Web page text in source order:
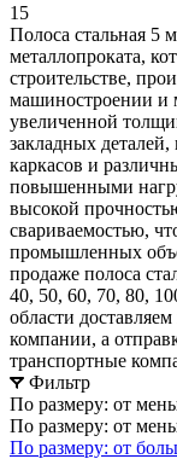
15
Полоса стальная
металлопроката,
строительстве,
машиностроении и
увеличенной
закладных
каркасов и
повышенными
высокой
свариваемостью,
промышленных
продаже полоса
40, 50, 60, 70, 80,
области
компании, а
транспортные
Фильтр
По размеру: от
По размеру: от
По размеру: от